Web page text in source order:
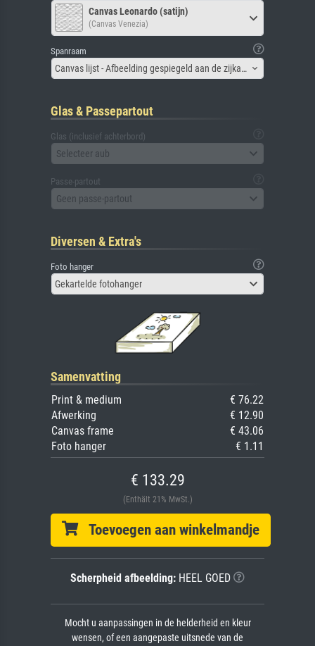
Canvas Leonardo (satijn)
(Canvas Venezia)
Spanraam
Canvas lijst - Afbeelding gespiegeld aan de zijkant
Glas & Passepartout
Glas (inclusief achterbord)
Selecteer aub
Passe-partout
Geen passe-partout
Diversen & Extra's
Foto hanger
Gekartelde fotohanger
Samenvatting
Print & medium
€ 76.22
Afwerking
€ 12.90
Canvas frame
€ 43.06
Foto hanger
€ 1.11
€ 133.29
(Enthält 21% MwSt.)
Toevoegen aan winkelmandje
Scherpheid afbeelding: HEEL GOED
Mocht u aanpassingen in de helderheid en kleur
wensen, of een aangepaste uitsnede van de